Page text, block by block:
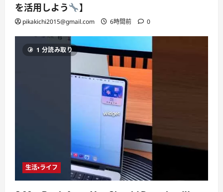
を活用しよう
】
pikakichi2015@gmail.com 6時間前 0
1 分読み取り
生活・ライフ